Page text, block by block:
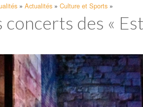
de garde
Permanences CCAS
CLSPD
Violences intrafamiliales
Plan des
Clubs sportifs
» Actualités » Culture et Sports »
concerts des «